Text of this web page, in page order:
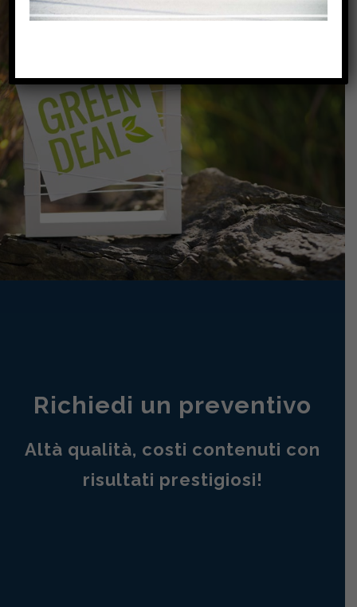
Richiedi un preventivo
Altà qualità, costi contenuti con
risultati prestigiosi!